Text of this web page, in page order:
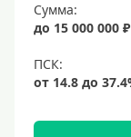
20%
Сумма
Сумма:
до 15 000 000 ₽